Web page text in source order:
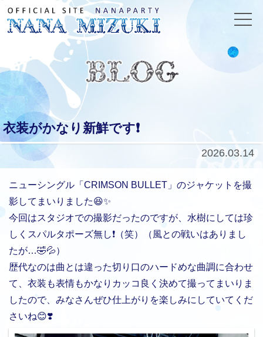
衣装がかなり新鮮です❗️
2026.03.14
ニューシングル「CRIMSON BULLET」のジャケットを撮
影してまいりました😆✨
今回はスタジオでの撮影だったのですが、水樹にしては珍
しくスパルタポーズ無し❗️（笑）（風との戦いはありまし
たが…🤣💦）
歴代なのは曲とは違った切り口のハードめな曲調に合わせ
て、衣装も表情もかなりカッコ良く決めて撮ってまいりま
したので、みなさんぜひ仕上がりを楽しみにしていてくだ
さいね😊❣️